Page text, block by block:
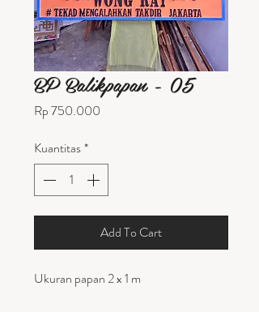
BP Balikpapan - 05
Rp 750.000
Kuantitas*
Add To Cart
Ukuran papan 2 x 1 m